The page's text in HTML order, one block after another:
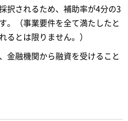
択されるため、補助率が4分の3
。（事業要件を全て満たしたと
るとは限りません。）
金融機関から融資を受けること